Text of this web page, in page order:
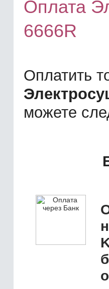
Оплата
6666R
Оплатить
можете